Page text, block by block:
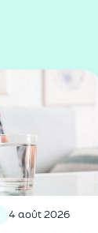
4 août 2026